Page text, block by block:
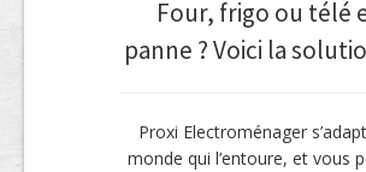
Four, frigo ou télé
panne ? Voici la
Proxi Electroménager
monde qui l’entoure, et vous